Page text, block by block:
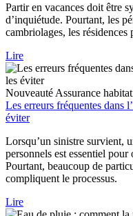
Partir en vacances doit être
d’inquiétude. Pourtant, les
cambriolages, les résidences
Lire
Nouveauté Assurance
Les erreurs fréquentes dans
éviter
Lorsqu’un sinistre survient,
personnels est essentiel
Pourtant, beaucoup de
compliquent le processus.
Lire